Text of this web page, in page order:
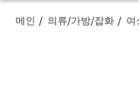
메인 의류/가방/잡화 여